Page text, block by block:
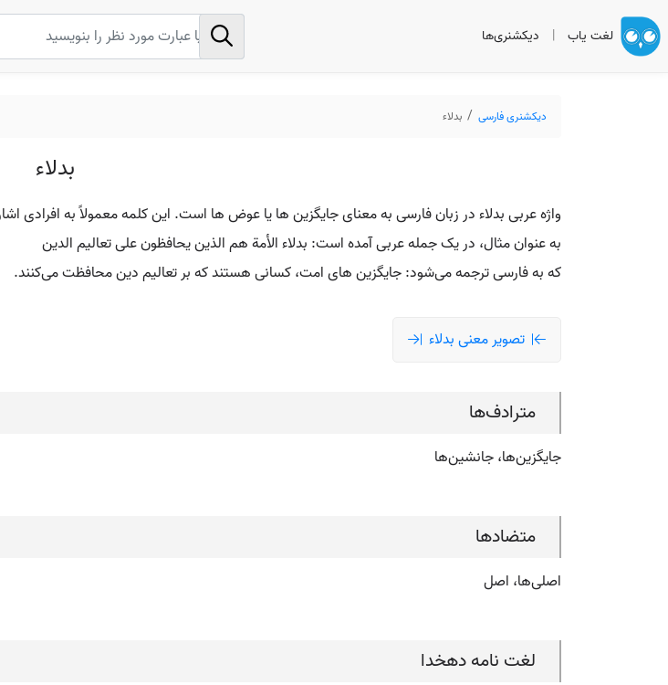
لغت یاب | دیکشنری‌ها
دیکشنری فارسی بدلاء
بدلاء
واژه عربی بدلاء در زبان فارسی به معنای جایگزین‌ ها یا عوض‌ ها است. این کلمه معمولاً به افرادی
به عنوان مثال، در یک جمله عربی آمده است: بدلاء الأمة هم الذين يحافظون على تعاليم الدين
که به فارسی ترجمه می‌شود: جایگزین‌ های امت، کسانی هستند که بر تعالیم دین محافظت می‌کنند.
تصویر معنی بدلاء
مترادف‌ها
جایگزین‌ها، جانشین‌ها
متضادها
اصلی‌ها، اصل
لغت نامه دهخدا